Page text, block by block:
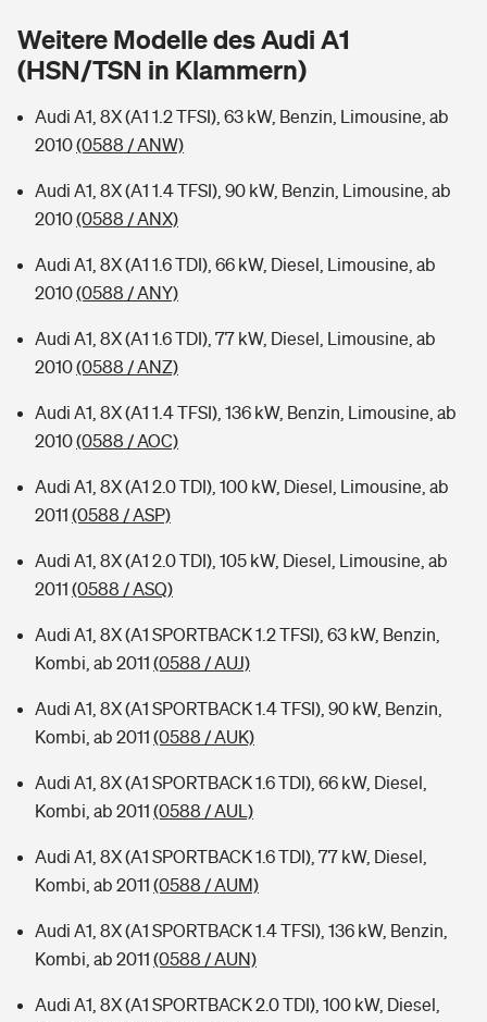
Hochwasser-Check: Wie gefährdet ist Ihr Haus?
Wer versichert was: Jetzt Versicherer finden
Sie haben Fragen?
Private Cyberversicherung
Musikinstrumentenversicherung
Zur Übersicht
Tools
Kinderunfall-Check: Mehr Sicherheit für deine Kids
Sie haben Fragen?
Sie haben Fragen?
Rentenrechner: Wie viel Geld bekomme ich im Alter?
Weitere Modelle des Audi A1
(HSN/TSN in Klammern)
Audi A1, 8X (A1 1.2 TFSI), 63 kW, Benzin, Limousine, ab
2010(0588 / ANW)
Audi A1, 8X (A1 1.4 TFSI), 90 kW, Benzin, Limousine, ab
2010(0588 / ANX)
Audi A1, 8X (A1 1.6 TDI), 66 kW, Diesel, Limousine, ab
2010(0588 / ANY)
Audi A1, 8X (A1 1.6 TDI), 77 kW, Diesel, Limousine, ab
2010(0588 / ANZ)
Audi A1, 8X (A1 1.4 TFSI), 136 kW, Benzin, Limousine, ab
2010(0588 / AOC)
Audi A1, 8X (A1 2.0 TDI), 100 kW, Diesel, Limousine, ab
2011 (0588 / ASP)
Audi A1, 8X (A1 2.0 TDI), 105 kW, Diesel, Limousine, ab
2011 (0588 / ASQ)
Audi A1, 8X (A1 SPORTBACK 1.2 TFSI), 63 kW, Benzin,
Kombi, ab 2011 (0588 / AUJ)
Audi A1, 8X (A1 SPORTBACK 1.4 TFSI), 90 kW, Benzin,
Kombi, ab 2011 (0588 / AUK)
Audi A1, 8X (A1 SPORTBACK 1.6 TDI), 66 kW, Diesel,
Kombi, ab 2011 (0588 / AUL)
Audi A1, 8X (A1 SPORTBACK 1.6 TDI), 77 kW, Diesel,
Kombi, ab 2011 (0588 / AUM)
Audi A1, 8X (A1 SPORTBACK 1.4 TFSI), 136 kW, Benzin,
Kombi, ab 2011 (0588 / AUN)
Audi A1, 8X (A1 SPORTBACK 2.0 TDI), 100 kW, Diesel,